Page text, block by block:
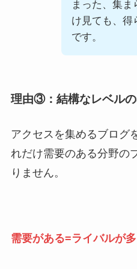
まった、集
け見ても、得
です。
理由③：結構なレベル
アクセスを集めるブログ
れだけ需要のある分野の
りません。
需要がある=ライバルが